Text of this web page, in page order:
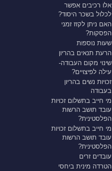
אלו רכיבים אפשר
לכלול בשכר היסוד?
האם ניתן לקזז זמני
הפסקות?
שעות נוספות
הרעת תנאים בהריון
שינוי מקום העבודה-
עילה לפיצויים?
זכויות נשים בהריון
בעבודה
מי חייב בתשלום זכויות
עובד תושב הרשות
הפלסטינית?
מי חייב בתשלום זכויות
עובד תושב הרשות
הפלסטינית?
עובדים זרים
הטרדה מינית ביחסי